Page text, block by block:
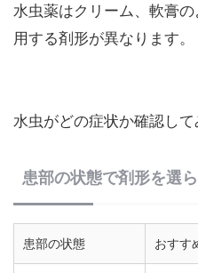
水虫薬はクリーム、軟膏
用する剤形が異なります。
水虫がどの症状か確認して
患部の状態で剤形を選
患部の状態 おすす